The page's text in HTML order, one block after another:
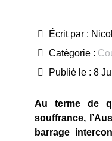
Écrit par :
Catégorie :
Publié le : 8
Au terme de
souffrance,
barrage